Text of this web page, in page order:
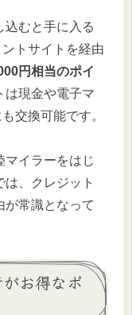
込むと手に入る
トサイトを経由
円相当のポイ
は現金や電子マ
交換可能です。
マイラーをはじ
、クレジット
が常識となって
お得なポ